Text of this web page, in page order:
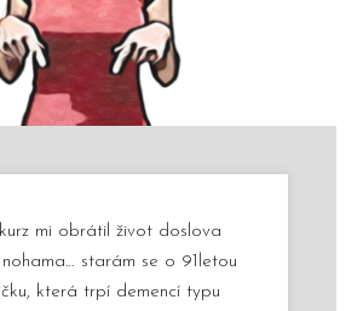
mi obrátil život doslova
nohama… starám se o 91letou
která trpí demencí typu